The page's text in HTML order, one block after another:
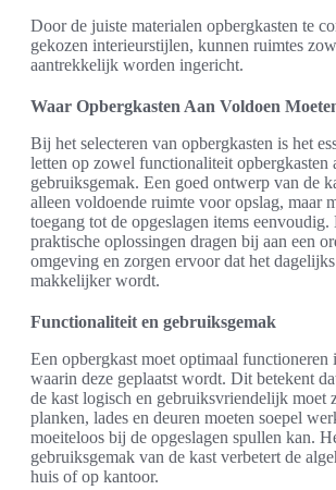
Door de juiste materialen opbergkasten te
gekozen interieurstijlen, kunnen ruimtes
aantrekkelijk worden ingericht.
Waar Opbergkasten Aan Voldoen
Bij het selecteren van opbergkasten is het
letten op zowel functionaliteit opbergkasten
gebruiksgemak. Een goed ontwerp van de
alleen voldoende ruimte voor opslag, maar
toegang tot de opgeslagen items
praktische oplossingen dragen bij aan een
omgeving en zorgen ervoor dat het
makkelijker wordt.
Functionaliteit en gebruiksgemak
Een opbergkast moet optimaal functioneren
waarin deze geplaatst wordt. Dit betekent
de kast logisch en gebruiksvriendelijk moet
planken, lades en deuren moeten soepel
moeiteloos bij de opgeslagen spullen kan.
gebruiksgemak van de kast verbetert de
huis of op kantoor.